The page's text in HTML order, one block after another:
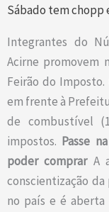
Sábado tem
Integrantes do
Acirne promovem
Feirão do Imposto.
em frente à
de combustível
impostos. Passe
poder comprar A
conscientização
no país e é